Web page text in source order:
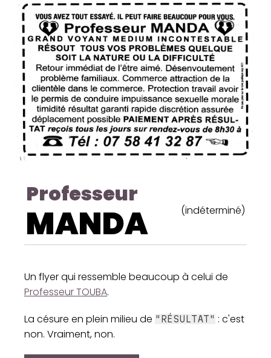
Professeur
MANDA (indéterminé)
Un flyer qui ressemble beaucoup à celui de
Professeur TOUBA.
La césure en plein milieu de "RÉSULTAT" : c'est
non. Vraiment, non.